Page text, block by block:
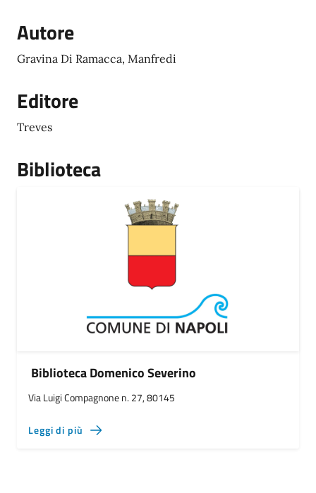
Autore
Gravina Di Ramacca, Manfredi
Editore
Treves
Biblioteca
Biblioteca Domenico Severino
Via Luigi Compagnone n. 27, 80145
Leggi di più